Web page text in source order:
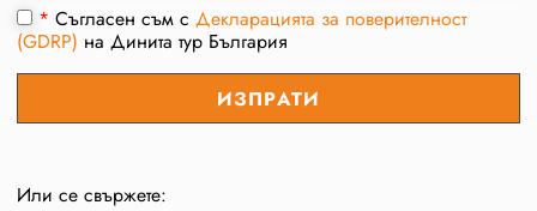
*Съгласен съм сДекларацията за поверителност
(GDRP) на Динита тур България
Или се свържете: